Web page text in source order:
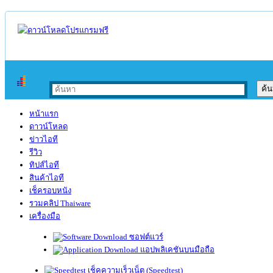
หน้าแรก
ดาวน์โหลด
ข่าวไอที
รีวิว
ทิปส์ไอที
สินค้าไอที
เช็ครอบหนัง
รวมคลิป Thaiware
เครื่องมือ
ซอฟต์แวร์
แอปพลิเคชันบนมือถือ
เช็คความเร็วเน็ต (Speedtest)